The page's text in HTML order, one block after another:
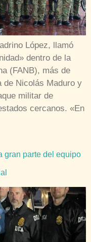
López, llamó
dentro de la
(FANB), más de
de Nicolás Maduro y
militar de
cercanos. «En
gran parte del equipo